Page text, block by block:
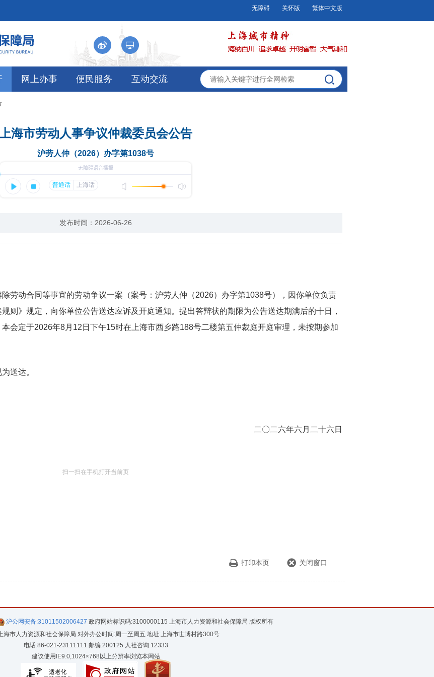
无障碍 关怀版 繁体中文版
网上办事 便民服务 互动交流
海市劳动人事争议仲裁委员会公告
沪劳人仲（2026）办字第1038号
发布时间：2026-06-26
动合同等事宜的劳动争议一案（案号：沪劳人仲（2026）办字第1038号），因你单位负责
则》规定，向你单位公告送达应诉及开庭通知。提出答辩状的期限为公告送达期满后的十日，
会定于2026年8月12日下午15时在上海市西乡路188号二楼第五仲裁庭开庭审理，未按期参加
送达。
二〇二六年六月二十六日
扫一扫在手机打开当前页
打印本页 关闭窗口
沪公网安备:31011502006427 政府网站标识码:3100000115 上海市人力资源和社会保障局 版权所有
海市人力资源和社会保障局 对外办公时间:周一至周五 地址:上海市世博村路300号
电话:86-021-23111111 邮编:200125 人社咨询:12333
建议使用IE9.0,1024×768以上分辨率浏览本网站